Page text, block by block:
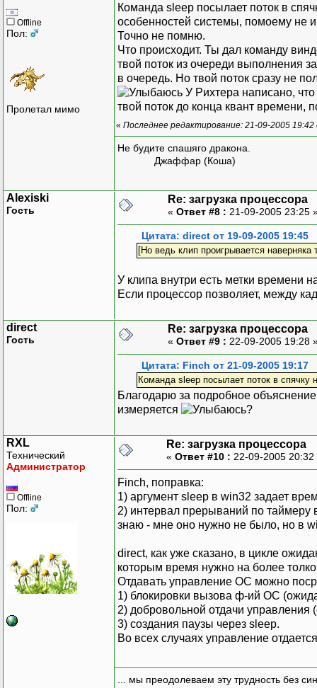
Offline
Пол:
Пролетал мимо
Команда sleep посылает поток в
особенностей системы, помоему не
Точно не помню.
Что происходит. Ты дал команду
твой поток из очереди выполнения
в очередь. Но твой поток сразу не
У Рихтера написано,
твой поток до конца квант времени,
« Последнее редактирование: 21-09-2005
Не будите спашяго дракона.
Джаффар (Коша)
Alexiski
Гость
Re: загрузка процессора
« Ответ #8 : 21-09-2005 23:25
Цитата: direct от 19-09-2005 19:45
[Но ведь клип проигрывается наверняка
У клипа внутри есть метки времени
Если процессор позволяет, между
direct
Гость
Re: загрузка процессора
« Ответ #9 : 22-09-2005 19:28
Цитата: Finch от 21-09-2005 19:17
Команда sleep посылает поток в спячку
Благодарю за подробное
измеряется
?
RXL
Технический
Администратор
Offline
Пол:
Re: загрузка процессора
« Ответ #10 : 22-09-2005
Finch, поправка:
1) аргумент sleep в win32 задает
2) интервал прерываний по
знаю - мне оно нужно не было, но в
direct, как уже сказано, в цикле
которым время нужно на более
Отдавать управление ОС можно
1) блокировки вызова ф-ий ОС
2) добровольной отдачи управления
3) создания паузы через sleep.
Во всех случаях управление
... мы преодолеваем эту трудность без